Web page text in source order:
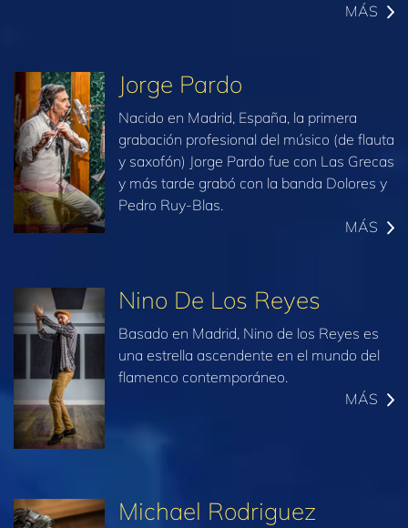
MÁS
Jorge Pardo
Nacido en Madrid, España, la primera
grabación profesional del músico (de flauta
y saxofón) Jorge Pardo fue con Las Grecas
y más tarde grabó con la banda Dolores y
Pedro Ruy-Blas.
MÁS
Nino De Los Reyes
Basado en Madrid, Nino de los Reyes es
una estrella ascendente en el mundo del
flamenco contemporáneo.
MÁS
Michael Rodriguez